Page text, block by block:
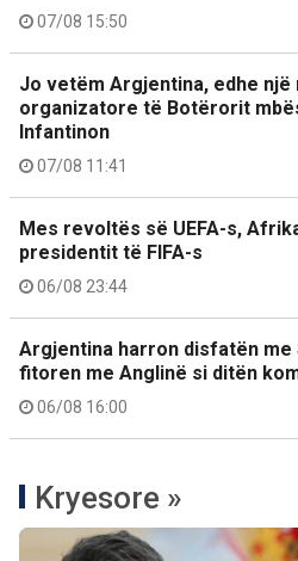
07/08 15:50
Jo vetëm Argjentina, edhe një
organizatore të Botërorit
Infantinon
07/08 11:41
Mes revoltës së UEFA-s,
presidentit të FIFA-s
06/08 23:44
Argjentina harron disfatën me
fitoren me Anglinë si ditën
06/08 16:00
Kryesore »